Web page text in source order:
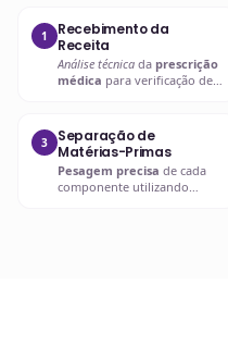
1
Recebimento da
Receita
Análise técnica da prescrição
médica para verificação de
3
Separação de
Matérias-Primas
Pesagem precisa de cada
componente utilizando